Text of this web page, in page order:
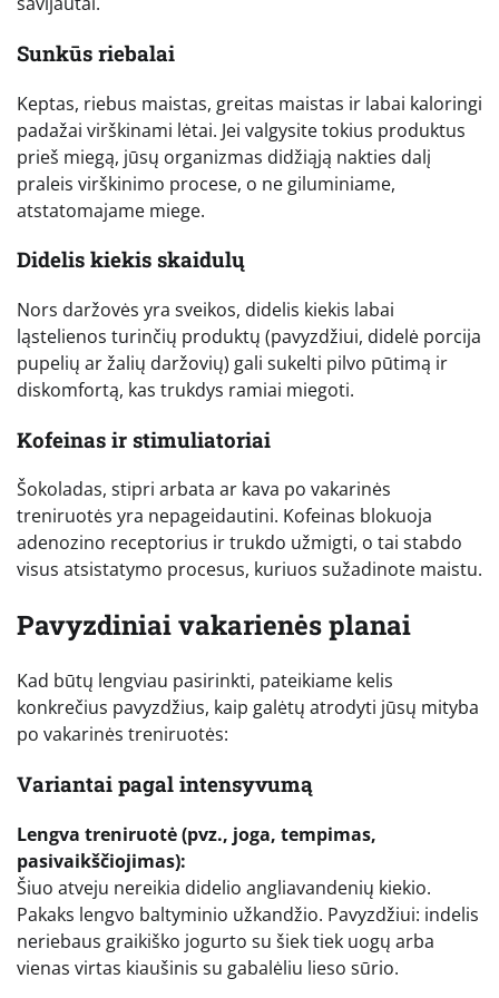
Sunkūs riebalai
Keptas, riebus maistas, greitas maistas ir labai kaloringi
padažai virškinami lėtai. Jei valgysite tokius produktus
prieš miegą, jūsų organizmas didžiąją nakties dalį
praleis virškinimo procese, o ne giluminiame,
atstatomajame miege.
Didelis kiekis skaidulų
Nors daržovės yra sveikos, didelis kiekis labai
ląstelienos turinčių produktų (pavyzdžiui, didelė porcija
pupelių ar žalių daržovių) gali sukelti pilvo pūtimą ir
diskomfortą, kas trukdys ramiai miegoti.
Kofeinas ir stimuliatoriai
Šokoladas, stipri arbata ar kava po vakarinės
treniruotės yra nepageidautini. Kofeinas blokuoja
adenozino receptorius ir trukdo užmigti, o tai stabdo
visus atsistatymo procesus, kuriuos sužadinote maistu.
Pavyzdiniai vakarienės planai
Kad būtų lengviau pasirinkti, pateikiame kelis
konkrečius pavyzdžius, kaip galėtų atrodyti jūsų mityba
po vakarinės treniruotės:
Variantai pagal intensyvumą
Lengva treniruotė (pvz., joga, tempimas,
pasivaikščiojimas):
Šiuo atveju nereikia didelio angliavandenių kiekio.
Pakaks lengvo baltyminio užkandžio. Pavyzdžiui: indelis
neriebaus graikiško jogurto su šiek tiek uogų arba
vienas virtas kiaušinis su gabalėliu lieso sūrio.